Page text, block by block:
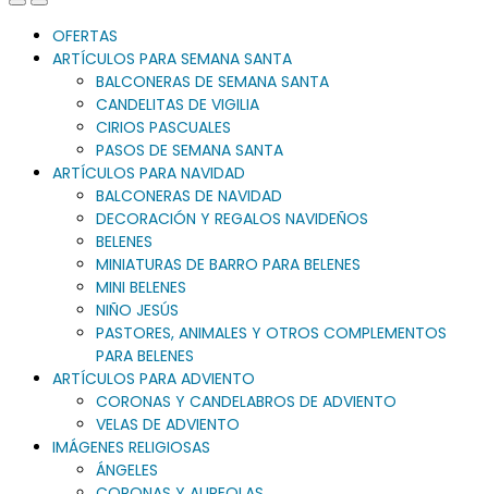
Previous
Slide
Next
Slide
OFERTAS
ARTÍCULOS PARA SEMANA SANTA
BALCONERAS DE SEMANA SANTA
CANDELITAS DE VIGILIA
CIRIOS PASCUALES
PASOS DE SEMANA SANTA
ARTÍCULOS PARA NAVIDAD
BALCONERAS DE NAVIDAD
DECORACIÓN Y REGALOS NAVIDEÑOS
BELENES
MINIATURAS DE BARRO PARA BELENES
MINI BELENES
NIÑO JESÚS
PASTORES, ANIMALES Y OTROS COMPLEMENTOS
PARA BELENES
ARTÍCULOS PARA ADVIENTO
CORONAS Y CANDELABROS DE ADVIENTO
VELAS DE ADVIENTO
IMÁGENES RELIGIOSAS
ÁNGELES